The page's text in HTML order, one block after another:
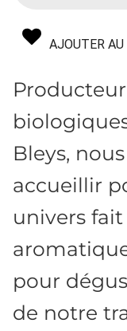
AJOUTER AU
Bleys,
accueillir
univers
pour
de notre